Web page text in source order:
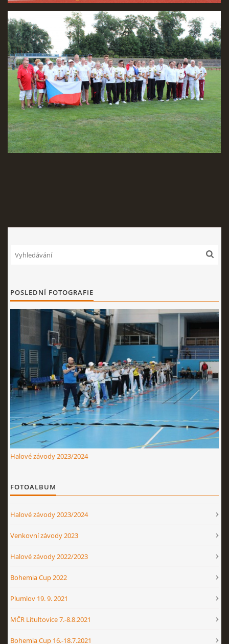
POSLEDNÍ FOTOGRAFIE
Halové závody 2023/2024
FOTOALBUM
Halové závody 2023/2024
Venkovní závody 2023
Halové závody 2022/2023
Bohemia Cup 2022
Plumlov 19. 9. 2021
MČR Litultovice 7.-8.8.2021
Bohemia Cup 16.-18.7.2021